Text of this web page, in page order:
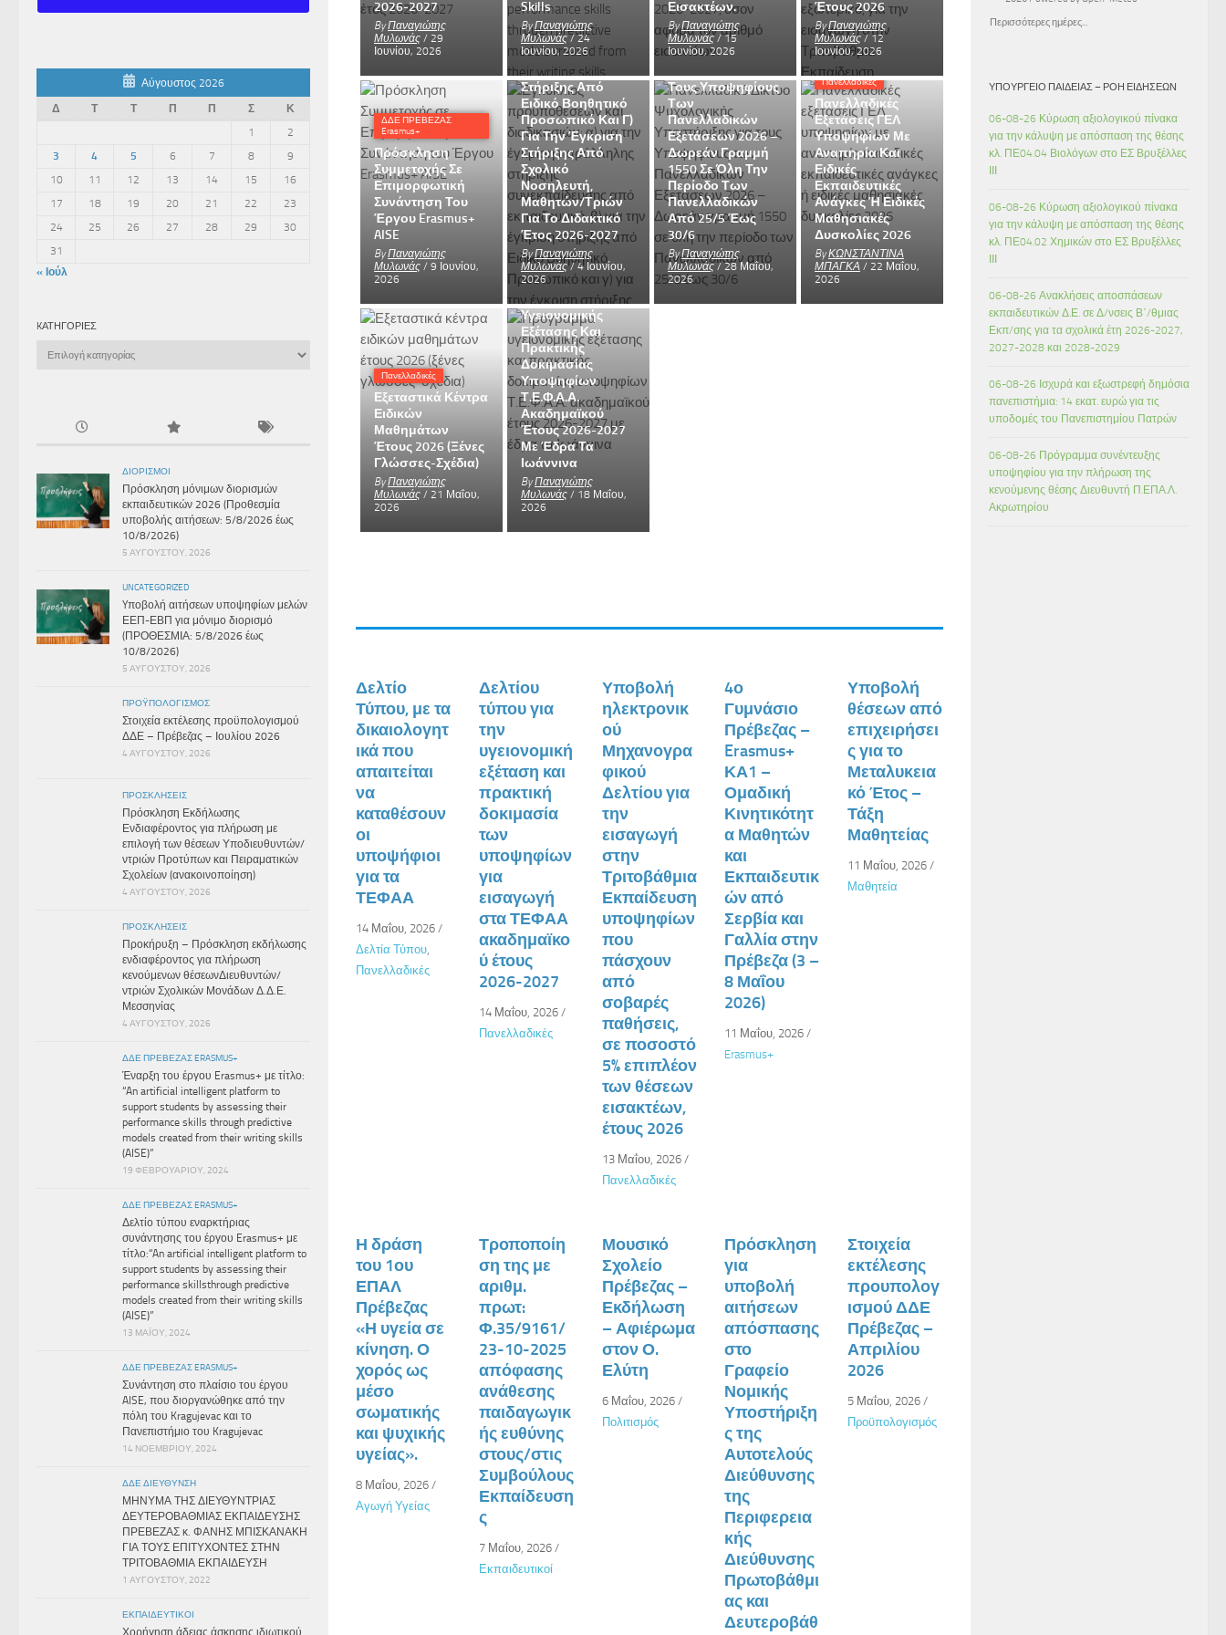
2026-2027
ByΠαναγιώτης
Μυλωνάς / 29
Ιουνίου, 2026
Skills
ByΠαναγιώτης
Μυλωνάς/ 24
Ιουνίου, 2026
Εισακτέων.
ByΠαναγιώτης
Μυλωνάς/ 15
Ιουνίου, 2026
Έτους 2026
ByΠαναγιώτης
Μυλωνάς / 12
Ιουνίου, 2026
ΔΔΕ ΠΡΕΒΕΖΑΣ
Erasmus+
Πρόσκληση
Συμμετοχής Σε
Επιμορφωτική
Συνάντηση Του
Έργου Erasmus+
AISE
ByΠαναγιώτης
Μυλωνάς / 9 Ιουνίου,
2026
Στήριξης
Συνεκπαίδευσης
Από
Εκπαιδευτικό, Β)
Για Την Έγκριση
Στήριξης Από
Ειδικό Βοηθητικό
Προσωπικό Και Γ)
Για Την Έγκριση
Στήριξης Από
Σχολικό
Νοσηλευτή,
Μαθητών/τριών
Για Το Διδακτικό
Έτος 2026-2027
ByΠαναγιώτης
Μυλωνάς/ 4 Ιουνίου,
2026
Πανελλαδικό
Δίκτυο
Ψυχολογικής
Τους Υποψηφίους
Των
Πανελλαδικών
Εξετάσεων 2026 –
Δωρεάν Γραμμή
1550 Σε Όλη Την
Περίοδο Των
Πανελλαδικών
Από 25/5 Έως
30/6
ByΠαναγιώτης
Μυλωνάς / 28 Μαΐου,
2026
Πανελλαδικές
Πανελλαδικές
Εξετάσεις ΓΕΛ
Υποψηφίων Με
Αναπηρία Και
Ειδικές
Εκπαιδευτικές
Ανάγκες Ή Ειδικές
Μαθησιακές
Δυσκολίες 2026
ByΚΩΝΣΤΑΝΤΙΝΑ
ΜΠΑΓΚΑ / 22 Μαΐου,
2026
Πανελλαδικές
Εξεταστικά Κέντρα
Ειδικών
Μαθημάτων
Έτους 2026 (ξένες
Γλώσσες-Σχέδια)
ByΠαναγιώτης
Μυλωνάς / 21 Μαΐου,
2026
Πανελλαδικές
Πρόγραμμα
Υγειονομικής
Εξέτασης Και
Πρακτικής
Δοκιμασίας
Υποψηφίων
Τ.Ε.Φ.Α.Α.
Ακαδημαϊκού
Έτους 2026-2027
Με Έδρα Τα
Ιωάννινα
ByΠαναγιώτης
Μυλωνάς / 18 Μαΐου,
2026
Δελτίο
Τύπου, με τα
δικαιολογητ
ικά που
απαιτείται
να
καταθέσουν
οι
υποψήφιοι
για τα
ΤΕΦΑΑ
14 Μαΐου, 2026 /
Δελτία Τύπου,
Πανελλαδικές
Δελτίου
τύπου για
την
υγειονομική
εξέταση και
πρακτική
δοκιμασία
των
υποψηφίων
για
εισαγωγή
στα ΤΕΦΑΑ
ακαδημαϊκο
ύ έτους
2026-2027
14 Μαΐου, 2026/
Πανελλαδικές
Υποβολή
ηλεκτρονικ
ού
Μηχανογρα
φικού
Δελτίου για
την
εισαγωγή
στην
Τριτοβάθμια
Εκπαίδευση
υποψηφίων
που
πάσχουν
από
σοβαρές
παθήσεις,
σε ποσοστό
5% επιπλέον
των θέσεων
εισακτέων,
έτους 2026
13 Μαΐου, 2026/
Πανελλαδικές
4ο
Γυμνάσιο
Πρέβεζας –
Erasmus+
ΚΑ1 –
Ομαδική
Κινητικότητ
α Μαθητών
και
Εκπαιδευτικ
ών από
Σερβία και
Γαλλία στην
Πρέβεζα (3 –
8 Μαΐου
2026)
11 Μαΐου, 2026 /
Erasmus+
Υποβολή
θέσεων από
επιχειρήσει
ς για το
Μεταλυκεια
κό Έτος –
Τάξη
Μαθητείας
11 Μαΐου, 2026 /
Μαθητεία
Η δράση
του 1ου
ΕΠΑΛ
Πρέβεζας
«Η υγεία σε
κίνηση. Ο
χορός ως
μέσο
σωματικής
και ψυχικής
υγείας».
8 Μαΐου, 2026 /
Αγωγή Υγείας
Τροποποίη
ση της με
αριθμ.
πρωτ:
Φ.35/9161/
23-10-2025
απόφασης
ανάθεσης
παιδαγωγικ
ής ευθύνης
στους/στις
Συμβούλους
Εκπαίδευση
ς
7 Μαΐου, 2026/
Εκπαιδευτικοί
Μουσικό
Σχολείο
Πρέβεζας –
Εκδήλωση
– Αφιέρωμα
στον Ο.
Ελύτη
6 Μαΐου, 2026/
Πολιτισμός
Πρόσκληση
για
υποβολή
αιτήσεων
απόσπασης
στο
Γραφείο
Νομικής
Υποστήριξη
ς της
Αυτοτελούς
Διεύθυνσης
της
Περιφερεια
κής
Διεύθυνσης
Πρωτοβάθμι
ας και
Δευτεροβάθ
Στοιχεία
εκτέλεσης
προυπολογ
ισμού ΔΔΕ
Πρέβεζας –
Απριλίου
2026
5 Μαΐου, 2026 /
Προϋπολογισμός
Αύγουστος 2026
Δ
Τ Τ Π Π Σ
Κ
1
2
3
4 5 6 7 8
9
10
11 12 13 14 15
16
17
18 19 20 21 22
23
24
25 26 27 28 29
30
31
« Ιούλ
KΑΤΗΓΟΡΊΕΣ
Kατηγορίες
ΔΙΟΡΙΣΜΟΊ
Πρόσκληση μόνιμων διορισμών
εκπαιδευτικών 2026 (Προθεσμία
υποβολής αιτήσεων: 5/8/2026 έως
10/8/2026)
5 ΑΥΓΟΎΣΤΟΥ, 2026
UNCATEGORIZED
Yποβολή αιτήσεων υποψηφίων μελών
ΕΕΠ-ΕΒΠ για μόνιμο διορισμό
(ΠΡΟΘΕΣΜΙΑ: 5/8/2026 έως
10/8/2026)
5 ΑΥΓΟΎΣΤΟΥ, 2026
ΠΡΟΫΠΟΛΟΓΙΣΜΌΣ
Στοιχεία εκτέλεσης προϋπολογισμού
ΔΔΕ – Πρέβεζας – Ιουλίου 2026
4 ΑΥΓΟΎΣΤΟΥ, 2026
ΠΡΟΣΚΛΉΣΕΙΣ
Πρόσκληση Εκδήλωσης
Ενδιαφέροντος για πλήρωση με
επιλογή των θέσεων Υποδιευθυντών/
ντριών Προτύπων και Πειραματικών
Σχολείων (ανακοινοποίηση)
4 ΑΥΓΟΎΣΤΟΥ, 2026
ΠΡΟΣΚΛΉΣΕΙΣ
Προκήρυξη – Πρόσκληση εκδήλωσης
ενδιαφέροντος για πλήρωση
κενούμενων θέσεωνΔιευθυντών/
ντριών Σχολικών Μονάδων Δ.Δ.Ε.
Μεσσηνίας
4 ΑΥΓΟΎΣΤΟΥ, 2026
ΔΔΕ ΠΡΕΒΕΖΑΣ ERASMUS+
Έναρξη του έργου Erasmus+ με τίτλο:
“An artificial intelligent platform to
support students by assessing their
performance skills through predictive
models created from their writing skills
(AISE)”
19 ΦΕΒΡΟΥΑΡΊΟΥ, 2024
ΔΔΕ ΠΡΕΒΕΖΑΣ ERASMUS+
Δελτίο τύπου εναρκτήριας
συνάντησης του έργου Erasmus+ με
τίτλο:“An artificial intelligent platform to
support students by assessing their
performance skillsthrough predictive
models created from their writing skills
(AISE)”
13 ΜΑΪ́ΟΥ, 2024
ΔΔΕ ΠΡΕΒΕΖΑΣ ERASMUS+
Συνάντηση στο πλαίσιο του έργου
AISE, που διοργανώθηκε από την
πόλη του Kragujevac και το
Πανεπιστήμιο του Kragujevac
14 ΝΟΕΜΒΡΊΟΥ, 2024
ΔΔΕ ΔΙΕΎΘΥΝΣΗ
ΜΗΝΥΜΑ ΤΗΣ ΔΙΕΥΘΥΝΤΡΙΑΣ
ΔΕΥΤΕΡΟΒΑΘΜΙΑΣ ΕΚΠΑΙΔΕΥΣΗΣ
ΠΡΕΒΕΖΑΣ κ. ΦΑΝΗΣ ΜΠΙΣΚΑΝΑΚΗ
ΓΙΑ ΤΟΥΣ ΕΠΙΤΥΧΟΝΤΕΣ ΣΤΗΝ
ΤΡΙΤΟΒΑΘΜΙΑ ΕΚΠΑΙΔΕΥΣΗ
1 ΑΥΓΟΎΣΤΟΥ, 2022
ΕΚΠΑΙΔΕΥΤΙΚΟΊ
Χορήγηση άδειας άσκησης ιδιωτικού
Περισσότερες ημέρες...
ΥΠΟΥΡΓΕΊΟ ΠΑΙΔΕΊΑΣ – ΡΟΉ ΕΙΔΉΣΕΩΝ
06-08-26 Κύρωση αξιολογικού πίνακα
για την κάλυψη με απόσπαση της θέσης
κλ. ΠΕ04.04 Βιολόγων στο ΕΣ Βρυξέλλες
06-08-26 Κύρωση αξιολογικού πίνακα
για την κάλυψη με απόσπαση της θέσης
κλ. ΠΕ04.02 Χημικών στο ΕΣ Βρυξέλλες
06-08-26 Ανακλήσεις αποσπάσεων
εκπαιδευτικών Δ.Ε. σε Δ/νσεις Β΄/θμιας
Εκπ/σης για τα σχολικά έτη 2026-2027,
2027-2028 και 2028-2029
06-08-26 Ισχυρά και εξωστρεφή δημόσια
πανεπιστήμια: 14 εκατ. ευρώ για τις
υποδομές του Πανεπιστημίου Πατρών
06-08-26 Πρόγραμμα συνέντευξης
υποψηφίου για την πλήρωση της
κενούμενης θέσης Διευθυντή Π.ΕΠΑ.Λ.
Ακρωτηρίου